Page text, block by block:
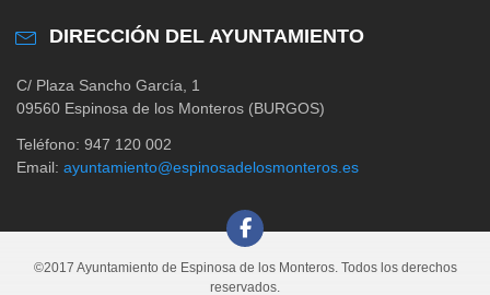
DIRECCIÓN DEL AYUNTAMIENTO
C/ Plaza Sancho García, 1
09560 Espinosa de los Monteros (BURGOS)
Teléfono: 947 120 002
Email: ayuntamiento@espinosadelosmonteros.es
©2017 Ayuntamiento de Espinosa de los Monteros. Todos los derechos
reservados.